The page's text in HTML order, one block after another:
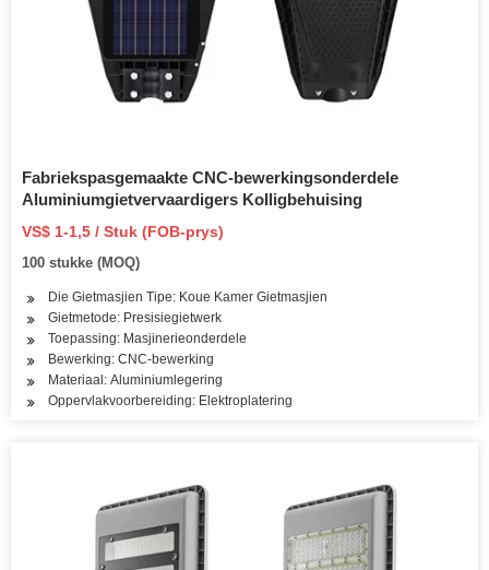
Fabriekspasgemaakte CNC-bewerkingsonderdele
Aluminiumgietvervaardigers Kolligbehuising
VS$ 1-1,5 / Stuk (FOB-prys)
100 stukke (MOQ)
Die Gietmasjien Tipe: Koue Kamer Gietmasjien
Gietmetode: Presisiegietwerk
Toepassing: Masjinerieonderdele
Bewerking: CNC-bewerking
Materiaal: Aluminiumlegering
Oppervlakvoorbereiding: Elektroplatering